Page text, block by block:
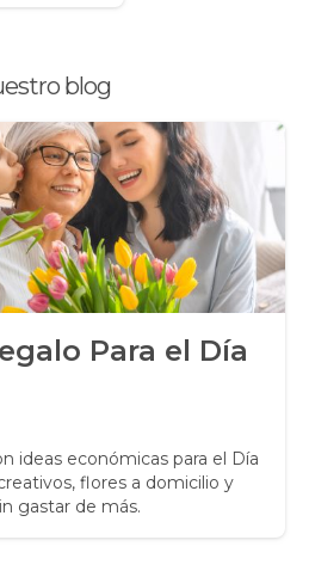
blog
Para el Día
ideas económicas para el Día
flores a domicilio y
gastar de más.
y Ofertas
de Flores
de Novia
de Rosas
a Domicilio
para Hombres
para niños
Rosas
Amarillas